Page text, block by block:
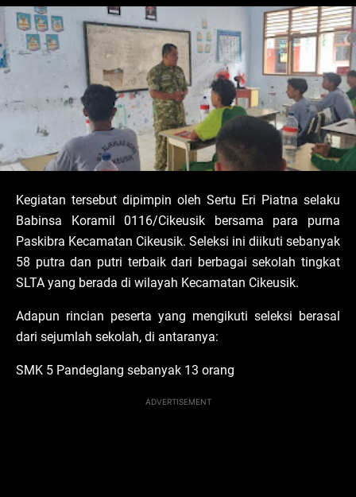
Kegiatan tersebut dipimpin oleh Sertu Eri Piatna selaku
Babinsa Koramil 0116/Cikeusik bersama para purna
Paskibra Kecamatan Cikeusik. Seleksi ini diikuti sebanyak
58 putra dan putri terbaik dari berbagai sekolah tingkat
SLTA yang berada di wilayah Kecamatan Cikeusik.
Adapun rincian peserta yang mengikuti seleksi berasal
dari sejumlah sekolah, di antaranya:
SMK 5 Pandeglang sebanyak 13 orang
ADVERTISEMENT